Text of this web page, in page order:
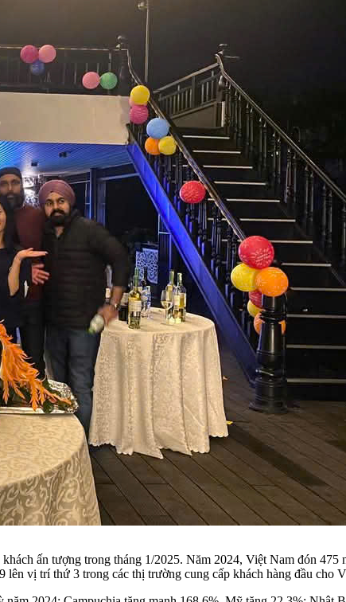
ấn tượng trong tháng 1/2025. Năm 2024, Việt Nam đón 475
vị trí thứ 3 trong các thị trường cung cấp khách hàng đầu cho